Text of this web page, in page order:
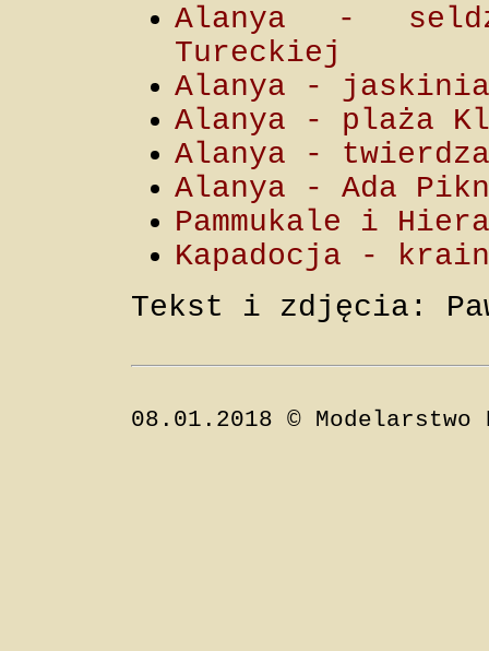
Alanya -
Tureckiej
Alanya - jaskinia
Alanya - plaża
Alanya -
Alanya - Ada
Pammukale i
Kapadocja -
Tekst i zdjęcia:
08.01.2018 © Modelarstwo